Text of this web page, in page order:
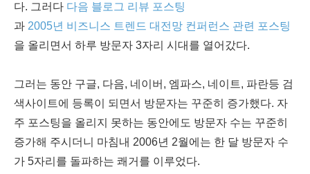
다. 그러다 다음 블로그 리뷰 포스팅
과 2005년 비즈니스 트렌드 대전망 컨퍼런스 관련 포스팅
을 올리면서 하루 방문자 3자리 시대를 열어갔다.
그러는 동안 구글, 다음, 네이버, 엠파스, 네이트, 파란등 검
색사이트에 등록이 되면서 방문자는 꾸준히 증가했다. 자
주 포스팅을 올리지 못하는 동안에도 방문자 수는 꾸준히
증가해 주시더니 마침내 2006년 2월에는 한 달 방문자 수
가 5자리를 돌파하는 쾌거를 이루었다.